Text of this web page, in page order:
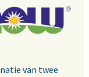
van twee